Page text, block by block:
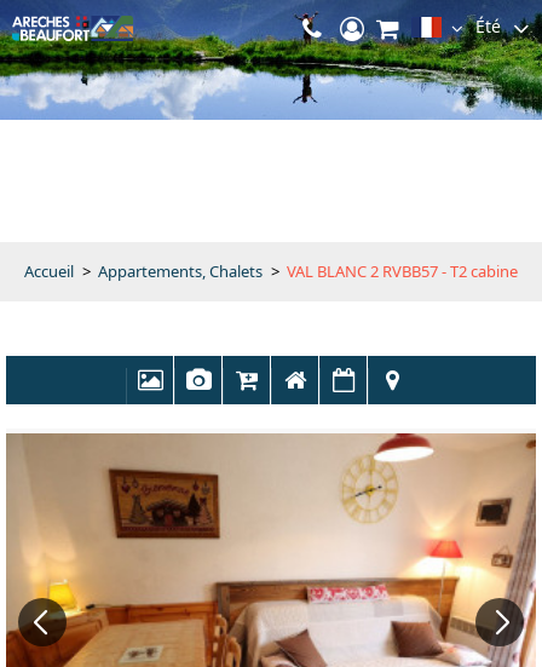
Été
Accueil > Appartements, Chalets > VAL BLANC 2 RVBB57 - T2 cabine